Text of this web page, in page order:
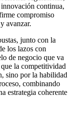
innovación continua,
compromiso
avanzar.
junto con la
los lazos con
de negocio que va
la competitividad
sino por la habilidad
combinando
estrategia coherente